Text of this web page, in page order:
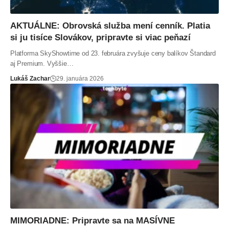
AKTUÁLNE: Obrovská služba mení cenník. Platia
si ju tisíce Slovákov, pripravte si viac peňazí
Platforma SkyShowtime od 23. februára zvyšuje ceny balíkov Štandard
aj Premium. Vyššie…
Lukáš Zachar 29. januára 2026
MIMORIADNE: Pripravte sa na MASÍVNE